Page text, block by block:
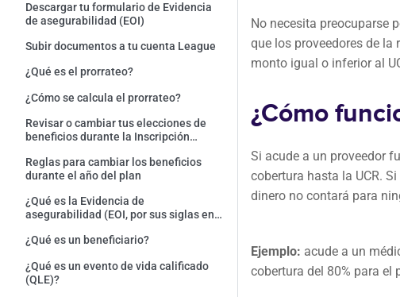
Descargar tu formulario de Evidencia
de asegurabilidad (EOI)
Subir documentos a tu cuenta League
¿Qué es el prorrateo?
¿Cómo se calcula el prorrateo?
Revisar o cambiar tus elecciones de
beneficios durante la Inscripción
Reglas para cambiar los beneficios
durante el año del plan
¿Qué es la Evidencia de
asegurabilidad (EOI, por sus siglas en
¿Qué es un beneficiario?
¿Qué es un evento de vida calificado
(QLE)?
No necesita preocuparse
que los proveedores de
monto igual o inferior al
¿Cómo
Si acude a un proveedor
cobertura hasta la UCR.
dinero no contará para
Ejemplo: acude a un
cobertura del 80% para el